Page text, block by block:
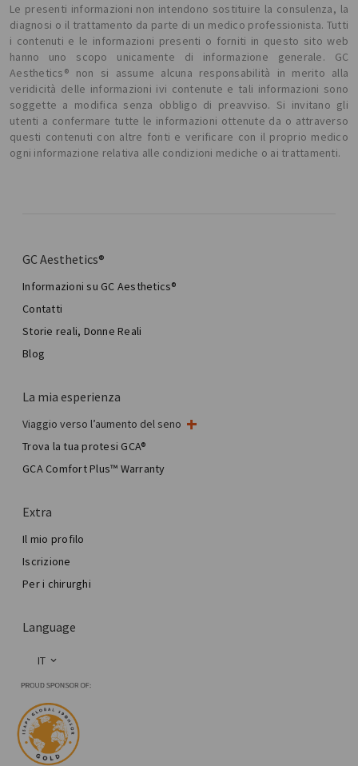
Le presenti informazioni non intendono sostituire la consulenza, la
diagnosi o il trattamento da parte di un medico professionista. Tutti
i contenuti e le informazioni presenti o forniti in questo sito web
hanno uno scopo unicamente di informazione generale. GC
Aesthetics® non si assume alcuna responsabilità in merito alla
veridicità delle informazioni ivi contenute e tali informazioni sono
soggette a modifica senza obbligo di preavviso. Si invitano gli
utenti a confermare tutte le informazioni ottenute da o attraverso
questi contenuti con altre fonti e verificare con il proprio medico
ogni informazione relativa alle condizioni mediche o ai trattamenti.
GC Aesthetics®
Informazioni su GC Aesthetics®
Contatti
Storie reali, Donne Reali
Blog
La mia esperienza
Viaggio verso l’aumento del seno
Il mio intervento al seno
Chirurgia mammaria estetica
Total Breast Reconstruction™
Trova la tua protesi GCA®
GCA Comfort Plus™ Warranty
Extra
Il mio profilo
Iscrizione
Per i chirurghi
Language
IT